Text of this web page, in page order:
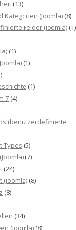
(13)
Kategorien (Joomla) (8)
Felder (Joomla) (1)
(1)
(1)
(1)
7 (4)
(benutzerdefinierte
Types (5)
(7)
(24)
(Joomla) (8)
(8)
(34)
(Joomla) (8)